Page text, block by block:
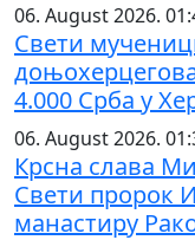
06. August 2026.
Свети
4.000 Срба у
06. August 2026.
Крсна слава
Свети пророк
манастиру